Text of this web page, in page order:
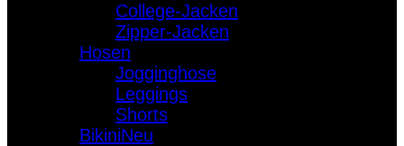
College-Jacken
Zipper-Jacken
Hosen
Jogginghose
Leggings
Shorts
Bikini